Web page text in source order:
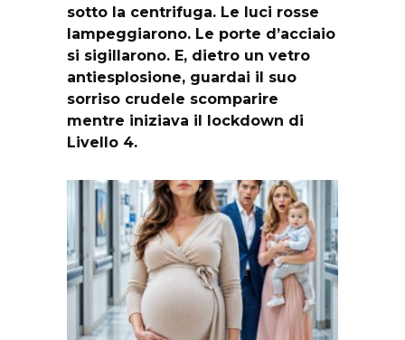
sotto la centrifuga. Le luci rosse
lampeggiarono. Le porte d’acciaio
si sigillarono. E, dietro un vetro
antiesplosione, guardai il suo
sorriso crudele scomparire
mentre iniziava il lockdown di
Livello 4.